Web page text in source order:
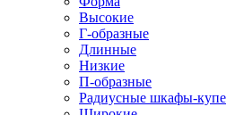
Высокие
Г-образные
Длинные
Низкие
П-образные
Радиусные шкафы-купе